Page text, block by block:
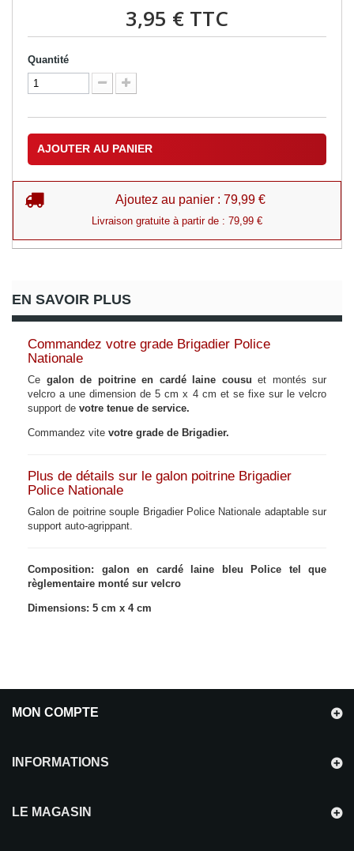
3,95 € TTC
Quantité
AJOUTER AU PANIER
Ajoutez au panier : 79,99 €
Livraison gratuite à partir de : 79,99 €
EN SAVOIR PLUS
Commandez votre grade Brigadier Police
Nationale
Ce galon de poitrine en cardé laine cousu et montés sur
velcro a une dimension de 5 cm x 4 cm et se fixe sur le velcro
support de votre tenue de service.
Commandez vite votre grade de Brigadier.
Plus de détails sur le galon poitrine Brigadier
Police Nationale
Galon de poitrine souple Brigadier Police Nationale adaptable sur
support auto-agrippant.
Composition: galon en cardé laine bleu Police tel que
règlementaire monté sur velcro
Dimensions: 5 cm x 4 cm
MON COMPTE
INFORMATIONS
LE MAGASIN